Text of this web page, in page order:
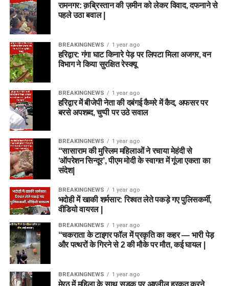
रामनगर: क़ब्रिस्तान की ज़मीन को लेकर विवाद, दफनाने से
पहले उठा बवाल |
BREAKINGNEWS 1 year ago
हरिद्वार: गंगा घाट किनारे पेड़ पर लिपटा मिला अजगर, वन
विभाग ने किया सुरक्षित रेस्क्यू
BREAKINGNEWS 1 year ago
हरिद्वार में बीजेपी नेता की दबंगई कैमरे में कैद, अफसर पर
बरसे अपशब्द, चुप्पी पर उठे सवाल
BREAKINGNEWS 1 year ago
“सासाराम की मुस्लिम महिलाओं ने रचाया मेहंदी से
‘ऑपरेशन सिन्दूर’, पीएम मोदी के स्वागत में गूंजा एकता का
संदेश|
BREAKINGNEWS 1 year ago
भदोही में खाकी शर्मसार: रिश्वत लेते पकड़े गए पुलिसकर्मी,
वीडियो वायरल |
BREAKINGNEWS 1 year ago
“चकराता के टाइगर फॉल में प्रकृति का कहर — भारी पेड़
और पत्थरों के गिरने से 2 की मौके पर मौत, कई घायल |
BREAKINGNEWS 1 year ago
मेरठ में महिला के साथ सड़क पर अश्लील हरकत करने